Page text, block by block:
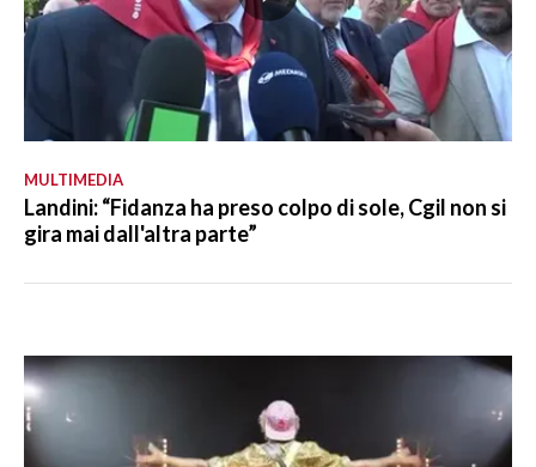
MULTIMEDIA
Landini: “Fidanza ha preso colpo di sole, Cgil non si
gira mai dall'altra parte”